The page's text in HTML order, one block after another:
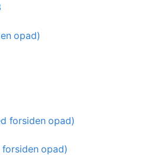
opad)
forsiden opad)
opad)